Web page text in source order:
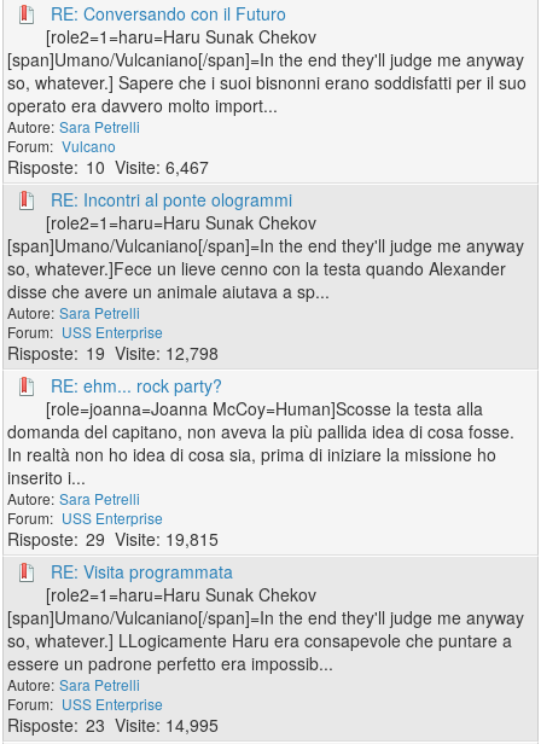
RE: Conversando con il Futuro
[role2=1=haru=Haru Sunak Chekov
[span]Umano/Vulcaniano[/span]=In the end they'll judge me anyway
so, whatever.] Sapere che i suoi bisnonni erano soddisfatti per il suo
operato era davvero molto import...
Sara Petrelli
Vulcano
10
6,467
RE: Incontri al ponte ologrammi
[role2=1=haru=Haru Sunak Chekov
[span]Umano/Vulcaniano[/span]=In the end they'll judge me anyway
so, whatever.]Fece un lieve cenno con la testa quando Alexander
disse che avere un animale aiutava a sp...
Sara Petrelli
USS Enterprise
19
12,798
RE: ehm... rock party?
[role=joanna=Joanna McCoy=Human]Scosse la testa alla
domanda del capitano, non aveva la più pallida idea di cosa fosse.
In realtà non ho idea di cosa sia, prima di iniziare la missione ho
inserito i...
Sara Petrelli
USS Enterprise
29
19,815
RE: Visita programmata
[role2=1=haru=Haru Sunak Chekov
[span]Umano/Vulcaniano[/span]=In the end they'll judge me anyway
so, whatever.] LLogicamente Haru era consapevole che puntare a
essere un padrone perfetto era impossib...
Sara Petrelli
USS Enterprise
23
14,995